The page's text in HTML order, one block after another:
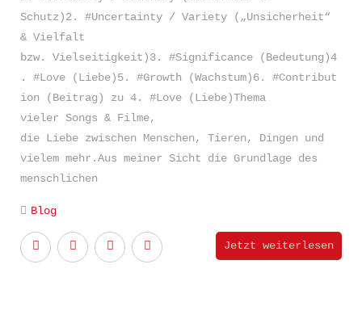
für Profis
Textilien &
Textilienveredelung
Paulus Lomi
EINTAUCHEN
Schutz)2. #Uncertainty / Variety („Unsicherheit“
& Vielfalt
bzw. Vielseitigkeit)3. #Significance (Bedeutung)4
. #Love (Liebe)5. #Growth (Wachstum)6. #Contribut
ion (Beitrag) zu 4. #Love (Liebe)Thema
vieler Songs & Filme,
die Liebe zwischen Menschen, Tieren, Dingen und
vielem mehr.Aus meiner Sicht die Grundlage des
menschlichen
Blog
Jetzt weiterlesen